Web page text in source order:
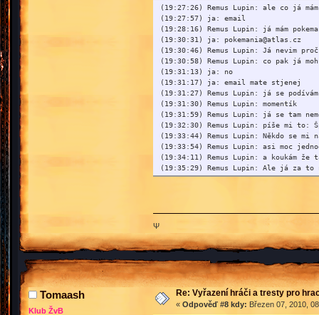
(19:27:26) Remus Lupin: ale co já
(19:27:57) ja: email
(19:28:16) Remus Lupin: já mám
(19:30:31) ja: pokemania@atlas.cz
(19:30:46) Remus Lupin: Já nevim
(19:30:58) Remus Lupin: co pak já
(19:31:13) ja: no
(19:31:17) ja: email mate stjenej
(19:31:27) Remus Lupin: já se podívám
(19:31:30) Remus Lupin: momentík
(19:31:59) Remus Lupin: já se tam
(19:32:30) Remus Lupin: píše mi to:
(19:33:44) Remus Lupin: Někdo se mi
(19:33:54) Remus Lupin: asi moc
(19:34:11) Remus Lupin: a koukám
(19:35:29) Remus Lupin: Ale já za to
(19:35:33) Remus Lupin: že mi vzal
(19:37:11) Remus Lupin: moje hlopost
(19:37:17) Remus Lupin: mám moc
(19:37:27) ja: chces mi rict ze se ti
(19:37:32) ja: a prihlaisl se za tebe
(19:37:40) Remus Lupin: za mě?
(19:37:50) Remus Lupin: A asi jo
...
Ψ
Tomaash
Klub ŽvB
Re: Vyřazení hráči a tresty pro
« Odpověď #8 kdy: Březen 07, 2010,